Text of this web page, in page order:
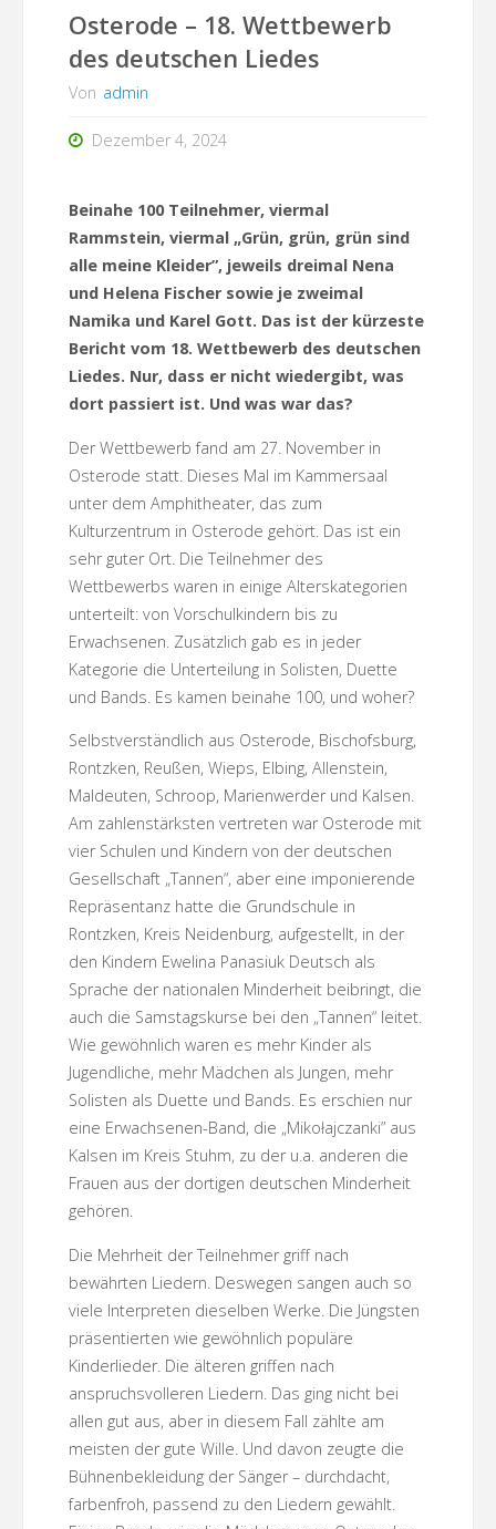
Osterode – 18. Wettbewerb
des deutschen Liedes
Von admin
Dezember 4, 2024
Beinahe 100 Teilnehmer, viermal
Rammstein, viermal „Grün, grün, grün sind
alle meine Kleider”, jeweils dreimal Nena
und Helena Fischer sowie je zweimal
Namika und Karel Gott. Das ist der kürzeste
Bericht vom 18. Wettbewerb des deutschen
Liedes. Nur, dass er nicht wiedergibt, was
dort passiert ist. Und was war das?
Der Wettbewerb fand am 27. November in
Osterode statt. Dieses Mal im Kammersaal
unter dem Amphitheater, das zum
Kulturzentrum in Osterode gehört. Das ist ein
sehr guter Ort. Die Teilnehmer des
Wettbewerbs waren in einige Alterskategorien
unterteilt: von Vorschulkindern bis zu
Erwachsenen. Zusätzlich gab es in jeder
Kategorie die Unterteilung in Solisten, Duette
und Bands. Es kamen beinahe 100, und woher?
Selbstverständlich aus Osterode, Bischofsburg,
Rontzken, Reußen, Wieps, Elbing, Allenstein,
Maldeuten, Schroop, Marienwerder und Kalsen.
Am zahlenstärksten vertreten war Osterode mit
vier Schulen und Kindern von der deutschen
Gesellschaft „Tannen“, aber eine imponierende
Repräsentanz hatte die Grundschule in
Rontzken, Kreis Neidenburg, aufgestellt, in der
den Kindern Ewelina Panasiuk Deutsch als
Sprache der nationalen Minderheit beibringt, die
auch die Samstagskurse bei den „Tannen“ leitet.
Wie gewöhnlich waren es mehr Kinder als
Jugendliche, mehr Mädchen als Jungen, mehr
Solisten als Duette und Bands. Es erschien nur
eine Erwachsenen-Band, die „Mikołajczanki” aus
Kalsen im Kreis Stuhm, zu der u.a. anderen die
Frauen aus der dortigen deutschen Minderheit
gehören.
Die Mehrheit der Teilnehmer griff nach
bewährten Liedern. Deswegen sangen auch so
viele Interpreten dieselben Werke. Die Jüngsten
präsentierten wie gewöhnlich populäre
Kinderlieder. Die älteren griffen nach
anspruchsvolleren Liedern. Das ging nicht bei
allen gut aus, aber in diesem Fall zählte am
meisten der gute Wille. Und davon zeugte die
Bühnenbekleidung der Sänger – durchdacht,
farbenfroh, passend zu den Liedern gewählt.